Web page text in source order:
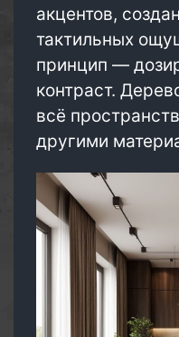
акцентов,
тактильных
принцип —
контраст.
всё
другими